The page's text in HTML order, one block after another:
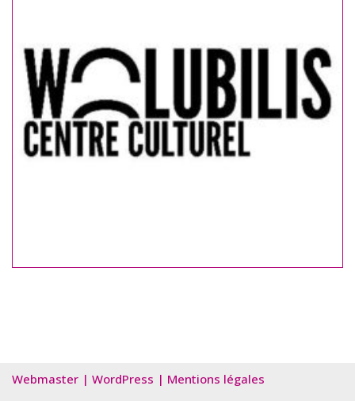
Webmaster | WordPress | Mentions légales